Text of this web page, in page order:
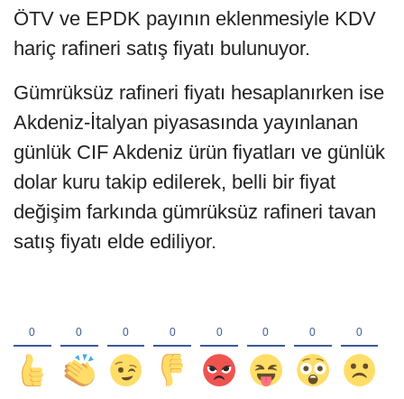
ÖTV ve EPDK payının eklenmesiyle KDV
hariç rafineri satış fiyatı bulunuyor.
Gümrüksüz rafineri fiyatı hesaplanırken ise
Akdeniz-İtalyan piyasasında yayınlanan
günlük CIF Akdeniz ürün fiyatları ve günlük
dolar kuru takip edilerek, belli bir fiyat
değişim farkında gümrüksüz rafineri tavan
satış fiyatı elde ediliyor.